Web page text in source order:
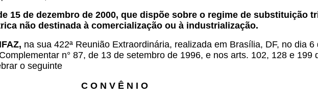
15 de dezembro de 2000, que dispõe sobre o regime de substituição
não destinada à comercialização ou à industrialização.
na sua 422ª Reunião Extraordinária, realizada em Brasília, DF, no dia
n° 87, de 13 de setembro de 1996, e nos arts. 102, 128 e 199
o seguinte
C O N V Ê N I O